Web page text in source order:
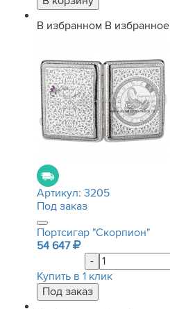
В избранном В избранное
Артикул: 3205
Под заказ
Портсигар "Скорпион"
54 647
-
Купить в 1 клик